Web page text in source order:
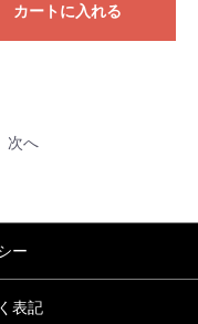
カートに入れる
次へ
ー
表記